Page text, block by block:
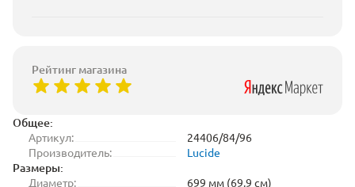
Общее:
Артикул:
24406/84/96
Производитель:
Lucide
Размеры:
Диаметр:
699 мм (69.9 см)
Рейтинг магазина